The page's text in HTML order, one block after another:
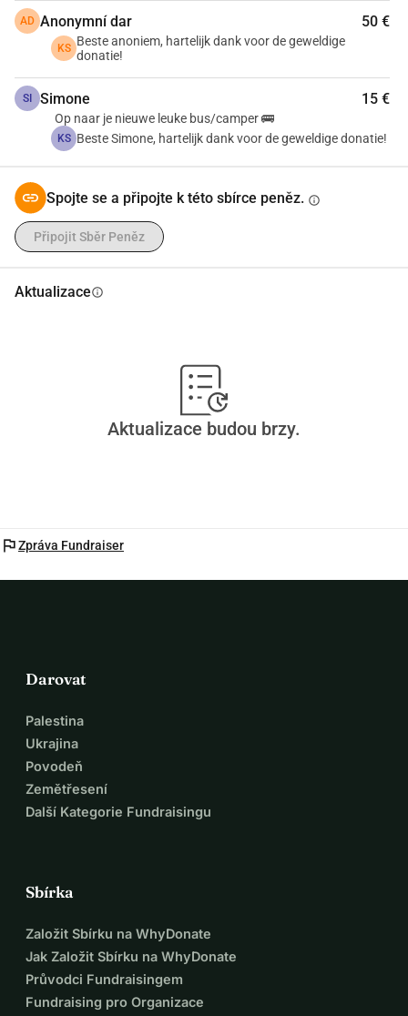
AD Anonymní dar 50 €
KS Beste anoniem, hartelijk dank voor de geweldige
donatie!
SI Simone 15 €
Op naar je nieuwe leuke bus/camper 🚌
KS Beste Simone, hartelijk dank voor de geweldige donatie!
Spojte se a připojte k této sbírce peněz. info
Připojit Sběr Peněz
Aktualizaceinfo
Aktualizace budou brzy.
flagZpráva Fundraiser
Darovat
Palestina
Ukrajina
Povodeň
Zemětřesení
Další Kategorie Fundraisingu
Sbírka
Založit Sbírku na WhyDonate
Jak Založit Sbírku na WhyDonate
Průvodci Fundraisingem
Fundraising pro Organizace